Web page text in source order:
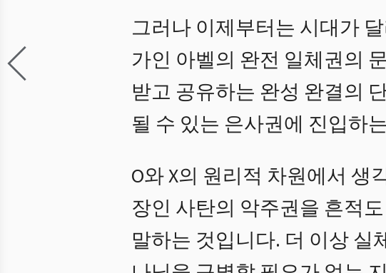
그러나 이제부터는 시대가
가인 아벨의 완전 일체권의
받고 공유하는 완성 완결의
될 수 있는 은사권에 진입하
O와 X의 원리적 차원에서 생
장인 사탄의 악주권을 흔적
말하는 것입니다. 더 이상